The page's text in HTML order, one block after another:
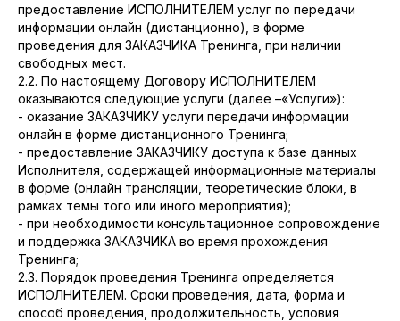
предоставление ИСПОЛНИТЕЛЕМ услуг по передачи
информации онлайн (дистанционно), в форме
проведения для ЗАКАЗЧИКА Тренинга, при наличии
свободных мест.
2.2. По настоящему Договору ИСПОЛНИТЕЛЕМ
оказываются следующие услуги (далее –«Услуги»):
- оказание ЗАКАЗЧИКУ услуги передачи информации
онлайн в форме дистанционного Тренинга;
- предоставление ЗАКАЗЧИКУ доступа к базе данных
Исполнителя, содержащей информационные материалы
в форме (онлайн трансляции, теоретические блоки, в
рамках темы того или иного мероприятия);
- при необходимости консультационное сопровождение
и поддержка ЗАКАЗЧИКА во время прохождения
Тренинга;
2.3. Порядок проведения Тренинга определяется
ИСПОЛНИТЕЛЕМ. Сроки проведения, дата, форма и
способ проведения, продолжительность, условия